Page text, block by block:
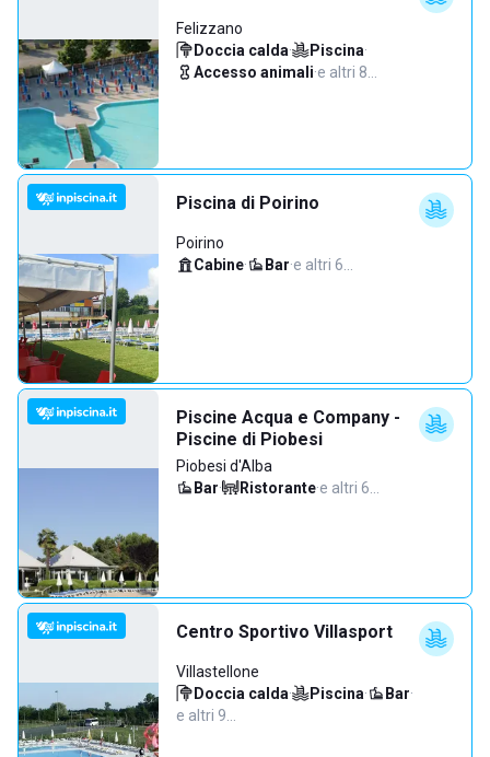
Felizzano
Doccia calda· Piscina·
Accesso animali·e altri 8…
Piscina di Poirino
Poirino
Cabine· Bar·e altri 6…
Piscine Acqua e Company -
Piscine di Piobesi
Piobesi d'Alba
Bar· Ristorante·e altri 6…
Centro Sportivo Villasport
Villastellone
Doccia calda· Piscina· Bar·
e altri 9…